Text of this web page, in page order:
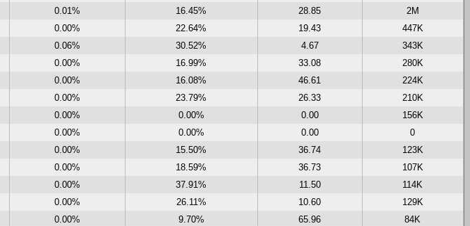
0.01% 16.45% 28.85
2M
0.00% 22.64% 19.43
447K
0.06% 30.52% 4.67
343K
0.00% 16.99% 33.08
280K
0.00% 16.08% 46.61
224K
0.00% 23.79% 26.33
210K
0.00% 0.00% 0.00
156K
0.00% 0.00% 0.00
0
0.00% 15.50% 36.74
123K
0.00% 18.59% 36.73
107K
0.00% 37.91% 11.50
114K
0.00% 26.11% 10.60
129K
0.00% 9.70% 65.96
84K